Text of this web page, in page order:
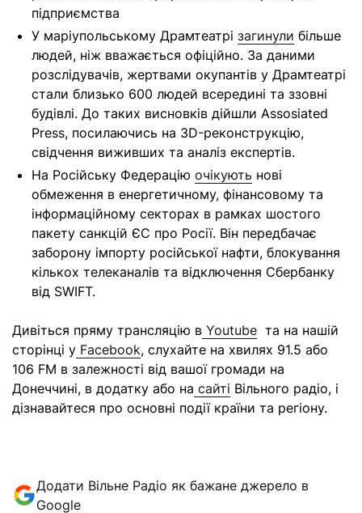
підприємства
У маріупольському Драмтеатрі загинули більше
людей, ніж вважається офіційно. За даними
розслідувачів, жертвами окупантів у Драмтеатрі
стали близько 600 людей всередині та ззовні
будівлі. До таких висновків дійшли Assosiated
Press, посилаючись на 3D-реконструкцію,
свідчення виживших та аналіз експертів.
На Російську Федерацію очікують нові
обмеження в енергетичному, фінансовому та
інформаційному секторах в рамках шостого
пакету санкцій ЄС про Росії. Він передбачає
заборону імпорту російської нафти, блокування
кількох телеканалів та відключення Сбербанку
від SWIFT.
Дивіться пряму трансляцію в Youtube та на нашій
сторінці у Facebook, слухайте на хвилях 91.5 або
106 FM в залежності від вашої громади на
Донеччині, в додатку або на сайті Вільного радіо, і
дізнавайтеся про основні події країни та регіону.
Додати Вільне Радіо як бажане джерело в
Google